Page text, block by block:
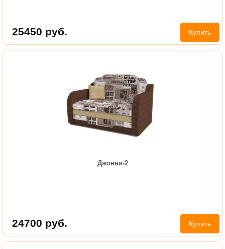
25450 руб. Купить
Джонни-2
24700 руб. Купить